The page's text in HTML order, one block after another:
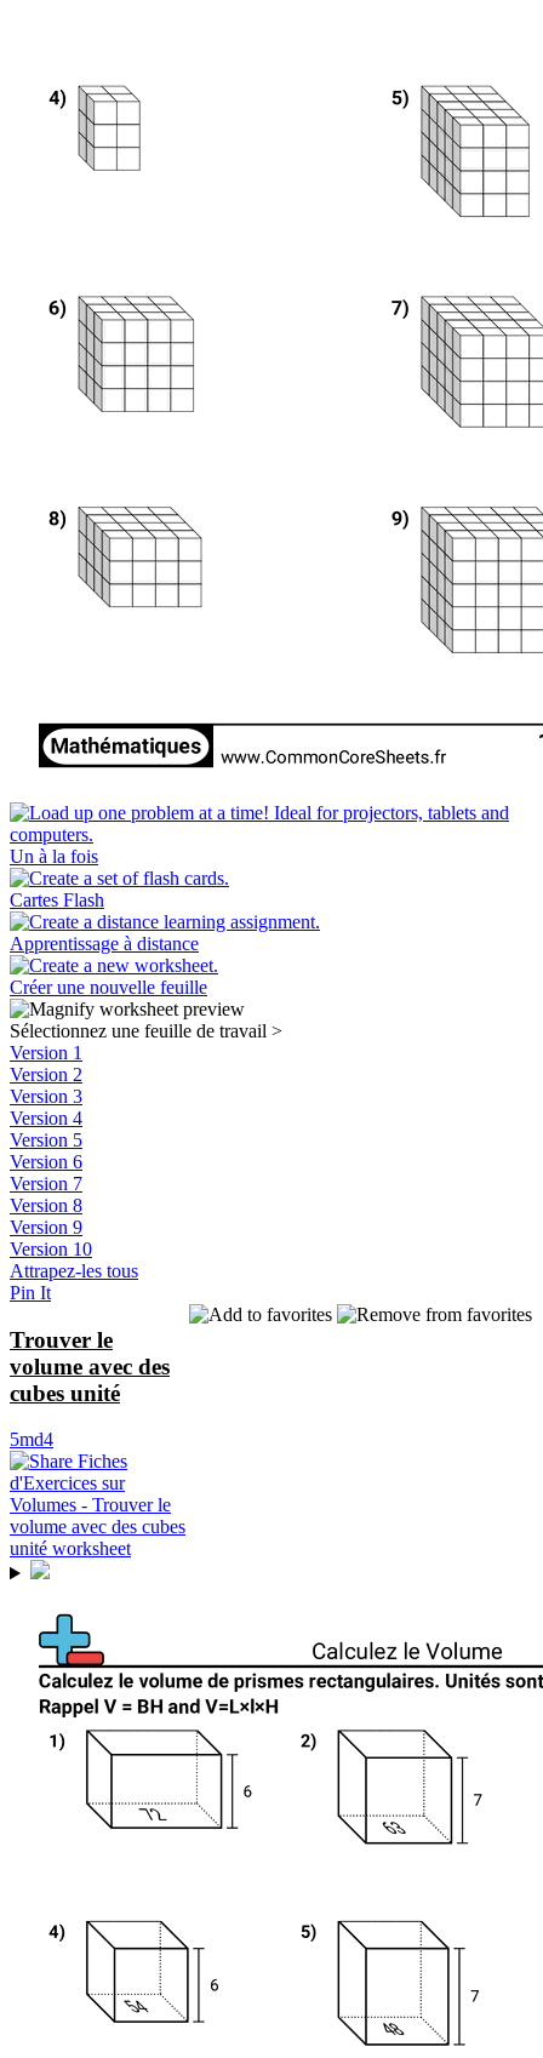
Un à la fois
Cartes Flash
Apprentissage à distance
Créer une nouvelle feuille
Sélectionnez une feuille de travail >
Version 1
Version 2
Version 3
Version 4
Version 5
Version 6
Version 7
Version 8
Version 9
Version 10
Attrapez-les tous
Pin It
Trouver le
volume avec des
cubes unité
5md4